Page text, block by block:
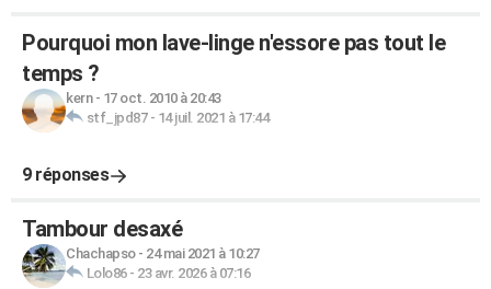
Pourquoi mon lave-linge n'essore pas tout le
temps ?
kern- 17 oct. 2010 à 20:43
stf_jpd87- 14 juil. 2021 à 17:44
9 réponses
Tambour desaxé
Chachapso- 24 mai 2021 à 10:27
Lolo86- 23 avr. 2026 à 07:16